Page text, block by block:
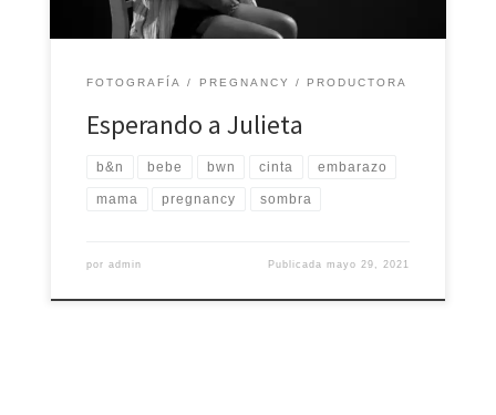
FOTOGRAFÍA PREGNANCY PRODUCTORA
Esperando a Julieta
b&n bebe bwn cinta embarazo
mama pregnancy sombra
por admin Publicadamayo 29, 2021